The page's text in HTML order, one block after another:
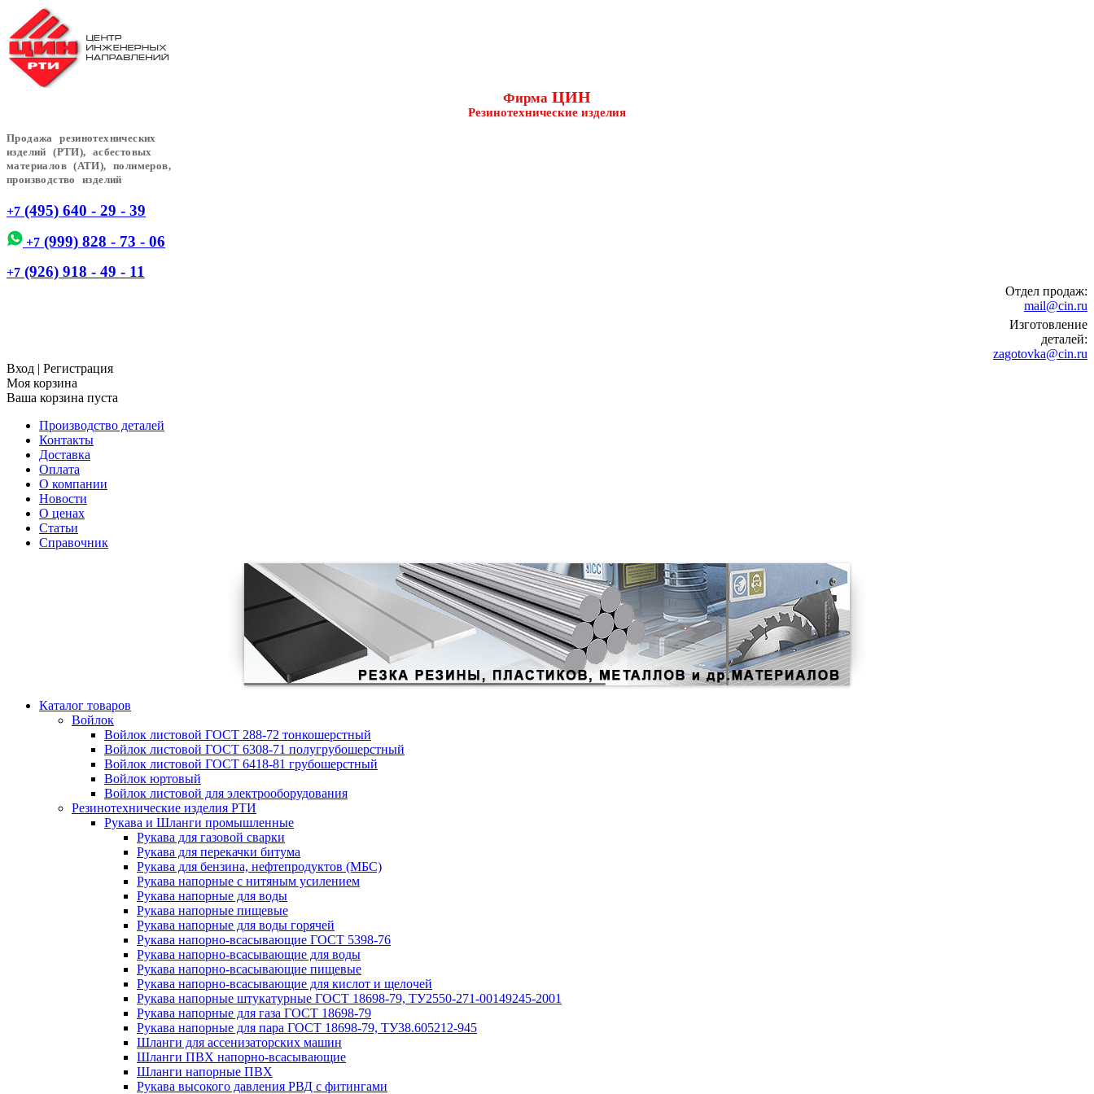
Фирма ЦИН
Резинотехнические изделия
Продажа резинотехнических
изделий (РТИ), асбестовых
материалов (АТИ), полимеров,
производство изделий
+7 (495) 640 - 29 - 39
+7 (999) 828 - 73 - 06
+7 (926) 918 - 49 - 11
Отдел продаж:
mail@cin.ru
Изготовление
деталей:
zagotovka@cin.ru
Вход | Регистрация
Моя корзина
Ваша корзина пуста
Производство деталей
Контакты
Доставка
Оплата
О компании
Новости
О ценах
Статьи
Справочник
Каталог товаров
Войлок
Войлок листовой ГОСТ 288-72 тонкошерстный
Войлок листовой ГОСТ 6308-71 полугрубошерстный
Войлок листовой ГОСТ 6418-81 грубошерстный
Войлок юртовый
Войлок листовой для электрооборудования
Резинотехнические изделия РТИ
Рукава и Шланги промышленные
Рукава для газовой сварки
Рукава для перекачки битума
Рукава для бензина, нефтепродуктов (МБС)
Рукава напорные с нитяным усилением
Рукава напорные для воды
Рукава напорные пищевые
Рукава напорные для воды горячей
Рукава напорно-всасывающие ГОСТ 5398-76
Рукава напорно-всасывающие для воды
Рукава напорно-всасывающие пищевые
Рукава напорно-всасывающие для кислот и щелочей
Рукава напорные штукатурные ГОСТ 18698-79, ТУ2550-271-00149245-2001
Рукава напорные для газа ГОСТ 18698-79
Рукава напорные для пара ГОСТ 18698-79, ТУ38.605212-945
Шланги для ассенизаторских машин
Шланги ПВХ напорно-всасывающие
Шланги напорные ПВХ
Рукава высокого давления РВД с фитингами